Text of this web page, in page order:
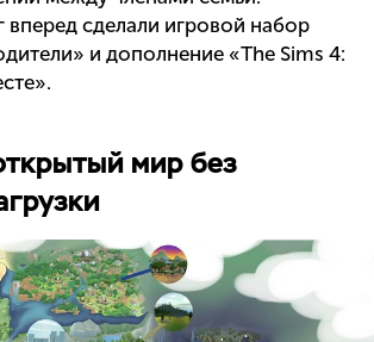
вперед сделали игровой набор
и дополнение «The Sims 4:
мир без